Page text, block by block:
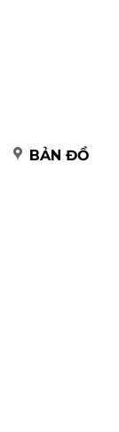
BẢN ĐỒ